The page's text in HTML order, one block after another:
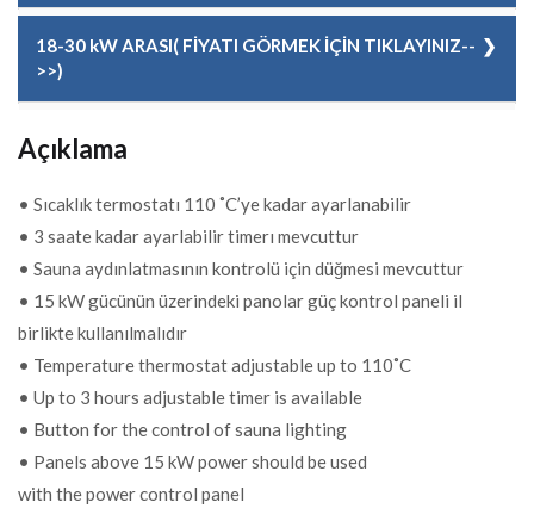
21017143002
FİYAT
18-30 kW ARASI( FİYATI GÖRMEK İÇİN TIKLAYINIZ--
>>)
Açıklama
• Sıcaklık termostatı 110 ˚C’ye kadar ayarlanabilir
• 3 saate kadar ayarlabilir timerı mevcuttur
• Sauna aydınlatmasının kontrolü için düğmesi mevcuttur
• 15 kW gücünün üzerindeki panolar güç kontrol paneli il
birlikte kullanılmalıdır
• Temperature thermostat adjustable up to 110˚C
• Up to 3 hours adjustable timer is available
• Button for the control of sauna lighting
• Panels above 15 kW power should be used
with the power control panel